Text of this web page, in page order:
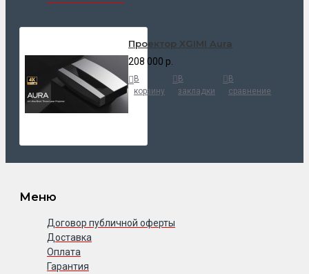
Проектор XGIMI Aura
208 000 р.
В
корзину
В
закладки
В
сравнение
Меню
Договор публичной оферты
Доставка
Оплата
Гарантия